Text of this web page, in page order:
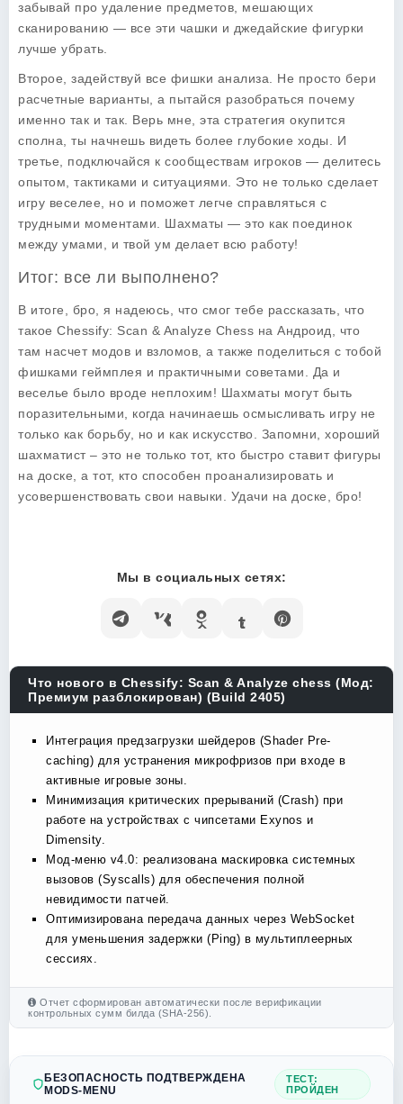
забывай про удаление предметов, мешающих
сканированию — все эти чашки и джедайские фигурки
лучше убрать.
Второе, задействуй все фишки анализа. Не просто бери
расчетные варианты, а пытайся разобраться почему
именно так и так. Верь мне, эта стратегия окупится
сполна, ты начнешь видеть более глубокие ходы. И
третье, подключайся к сообществам игроков — делитесь
опытом, тактиками и ситуациями. Это не только сделает
игру веселее, но и поможет легче справляться с
трудными моментами. Шахматы — это как поединок
между умами, и твой ум делает всю работу!
Итог: все ли выполнено?
В итоге, бро, я надеюсь, что смог тебе рассказать, что
такое Chessify: Scan & Analyze Chess на Андроид, что
там насчет модов и взломов, а также поделиться с тобой
фишками геймплея и практичными советами. Да и
веселье было вроде неплохим! Шахматы могут быть
поразительными, когда начинаешь осмысливать игру не
только как борьбу, но и как искусство. Запомни, хороший
шахматист – это не только тот, кто быстро ставит фигуры
на доске, а тот, кто способен проанализировать и
усовершенствовать свои навыки. Удачи на доске, бро!
Мы в социальных сетях:
Что нового в Chessify: Scan & Analyze chess (Мод:
Премиум разблокирован) (Build 2405)
Интеграция предзагрузки шейдеров (Shader Pre-
caching) для устранения микрофризов при входе в
активные игровые зоны.
Минимизация критических прерываний (Crash) при
работе на устройствах с чипсетами Exynos и
Dimensity.
Мод-меню v4.0: реализована маскировка системных
вызовов (Syscalls) для обеспечения полной
невидимости патчей.
Оптимизирована передача данных через WebSocket
для уменьшения задержки (Ping) в мультиплеерных
сессиях.
Отчет сформирован автоматически после верификации
контрольных сумм билда (SHA-256).
БЕЗОПАСНОСТЬ ПОДТВЕРЖДЕНА
MODS-MENU
ТЕСТ:
ПРОЙДЕН